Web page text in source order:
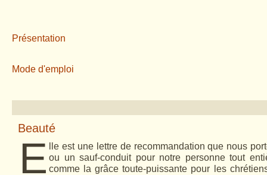
Présentation
Mode d'emploi
Beauté
E
lle est une lettre de recommandation que nous
ou un sauf-conduit pour notre personne tout
comme la grâce toute-puissante pour les